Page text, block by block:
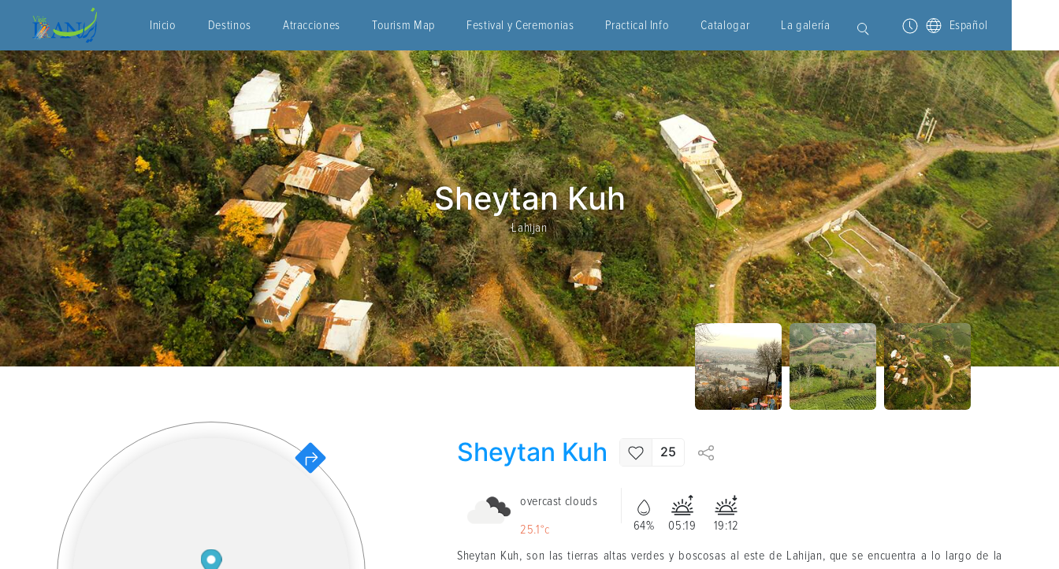
Inicio Destinos Atracciones Tourism Map Festival y Ceremonias Practical Info Catalogar La galería Español
Sheytan Kuh
Lahijan
Sheytan Kuh 25
overcast clouds
25.1°c
64% 05:19
19:12
Sheytan Kuh, son las tierras altas verdes y boscosas al este de Lahijan, que se encuentra a lo largo de la